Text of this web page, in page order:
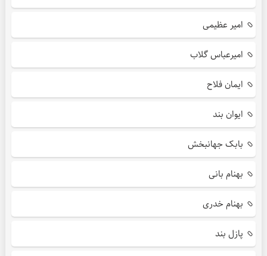
امیر عظیمی
امیرعباس گلاب
ایمان فلاح
ایوان بند
بابک جهانبخش
بهنام بانی
بهنام خدری
پازل بند